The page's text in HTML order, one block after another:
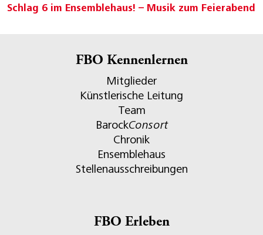
Schlag 6 im Ensemblehaus! – Musik zum Feierabend
FBO Kennenlernen
Mitglieder
Künstlerische Leitung
Team
BarockConsort
Chronik
Ensemblehaus
Stellenausschreibungen
FBO Erleben